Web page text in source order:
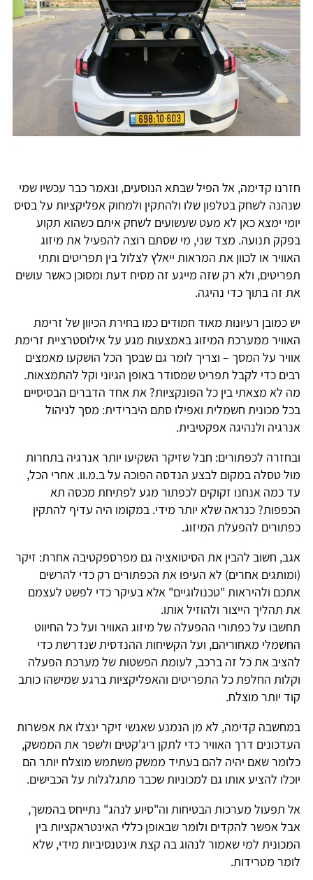
חזרנו קדימה, אל הפיל שבתא הנוסעים, ונאמר כבר עכשיו שמי
שנהנה לשחק בטלפון שלו ולהתקין ולמחוק אפליקציות על בסיס
יומי ימצא כאן לא מעט שעשועים לשחק איתם כשהוא תקוע
בפקק תנועה. מצד שני, מי שסתם רוצה להפעיל את מיזוג
האוויר או לכוון את המראות ייאלץ לצלול בין תפריטים ותתי
תפריטים, ולא רק שזה מייגע זה מסיח דעת ומסוכן כאשר עושים
את זה בתוך כדי נהיגה.
יש כמובן רעיונות מאוד חמודים כמו בחירת הכיוון של זרימת
האוויר ממערכת המיזוג באמצעות מגע על אילוסטרציית זרימת
אוויר על המסך – וצריך לומר גם שבסך הכל הושקעו מאמצים
רבים כדי לקבל תפריט שמסודר באופן הגיוני וקל להתמצאות.
מה לא מצאתי בין כל הפונקציות? את אחד הדברים הבסיסיים
בכל מכונית חשמלית ואפילו סתם היברידית: מסך לניהול
אנרגיה ולנהיגה אפקטיבית.
ובחזרה לכפתורים: חבל שזיקר השקיעו יותר אנרגיה בתחרות
מול טסלה במקום לבצע הנדסה הפוכה על ב.מ.וו. אחרי הכל,
עד כמה אנחנו זקוקים לכפתור מגע לפתיחת מכסה תא
הכפפות? כנראה שלא יותר מידי. במקומו היה עדיף להתקין
כפתורים להפעלת המיזוג.
אגב, חשוב להבין את הסיטואציה גם מפרספקטיבה אחרת: זיקר
(ומותגים אחרים) לא העיפו את הכפתורים רק כדי להרשים
אתכם ולהיראות "טכנולוגיים" אלא בעיקר כדי לפשט לעצמם
את תהליך הייצור ולהוזיל אותו.
תחשבו על כפתורי ההפעלה של מיזוג האוויר ועל כל החיווט
החשמלי מאחוריהם, ועל הקשיחות ההנדסית שנדרשת כדי
להציב את כל זה ברכב, לעומת הפשטות של מערכת הפעלה
וקלות החלפת כל התפריטים והאפליקציות ברגע שמישהו כותב
קוד יותר מוצלח.
במחשבה קדימה, לא מן הנמנע שאנשי זיקר ינצלו את אפשרות
העדכונים דרך האוויר כדי לתקן ריג'קטים ולשפר את הממשק,
כלומר שאם יהיה להם בעתיד ממשק משתמש מוצלח יותר הם
יוכלו להציע אותו גם למכוניות שכבר מתגלגלות על הכבישים.
אל תפעול מערכות הבטיחות וה"סיוע לנהג" נתייחס בהמשך,
אבל אפשר להקדים ולומר שבאופן כללי האינטראקציות בין
המכונית למי שאמור לנהוג בה קצת אינטנסיביות מידי, שלא
לומר מטרידות.